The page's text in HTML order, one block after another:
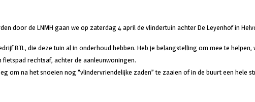
door de LNMH gaan we op zaterdag 4 april de vlindertuin achter De Leyenhof in
BTL, die deze tuin al in onderhoud hebben. Heb je belangstelling om mee te
rechtsaf, achter de aanleunwoningen.
om na het snoeien nog “vlindervriendelijke zaden” te zaaien of in de buurt een hele